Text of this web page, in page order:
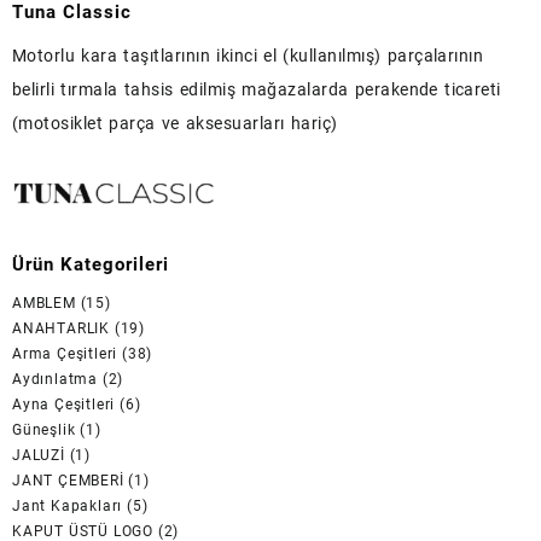
Tuna Classic
Motorlu kara taşıtlarının ikinci el (kullanılmış) parçalarının
belirli tırmala tahsis edilmiş mağazalarda perakende ticareti
(motosiklet parça ve aksesuarları hariç)
Ürün Kategorileri
AMBLEM (15)
ANAHTARLIK (19)
Arma Çeşitleri (38)
Aydınlatma (2)
Ayna Çeşitleri (6)
Güneşlik (1)
JALUZİ (1)
JANT ÇEMBERİ (1)
Jant Kapakları (5)
KAPUT ÜSTÜ LOGO (2)